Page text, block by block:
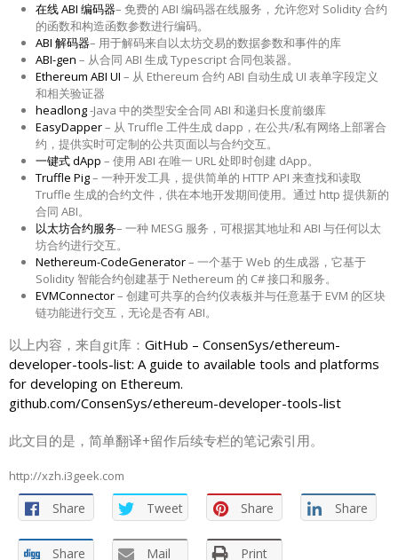
在线 ABI 编码器– 免费的 ABI 编码器在线服务，允许您对 Solidity 合约
的函数和构造函数参数进行编码。
ABI 解码器– 用于解码来自以太坊交易的数据参数和事件的库
ABI-gen – 从合同 ABI 生成 Typescript 合同包装器。
Ethereum ABI UI – 从 Ethereum 合约 ABI 自动生成 UI 表单字段定义
和相关验证器
headlong-Java 中的类型安全合同 ABI 和递归长度前缀库
EasyDapper– 从 Truffle 工件生成 dapp，在公共/私有网络上部署合
约，提供实时可定制的公共页面以与合约交互。
一键式 dApp – 使用 ABI 在唯一 URL 处即时创建 dApp。
Truffle Pig– 一种开发工具，提供简单的 HTTP API 来查找和读取
Truffle 生成的合约文件，供在本地开发期间使用。通过 http 提供新的
合同 ABI。
以太坊合约服务– 一种 MESG 服务，可根据其地址和 ABI 与任何以太
坊合约进行交互。
Nethereum-CodeGenerator– 一个基于 Web 的生成器，它基于
Solidity 智能合约创建基于 Nethereum 的 C# 接口和服务。
EVMConnector– 创建可共享的合约仪表板并与任意基于 EVM 的区块
链功能进行交互，无论是否有 ABI。
以上内容，来自git库： GitHub – ConsenSys/ethereum-
developer-tools-list: A guide to available tools and platforms
for developing on Ethereum.​
github.com/ConsenSys/ethereum-developer-tools-list
此文目的是，简单翻译+留作后续专栏的笔记索引用。
http://xzh.i3geek.com
Share Tweet Share Share
Share Mail Print